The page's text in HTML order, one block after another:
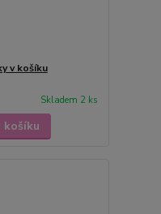
v košíku
Skladem 2 ks
košíku